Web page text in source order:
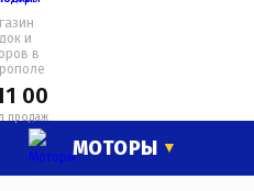
и
в
00
продаж
МОТОРЫ